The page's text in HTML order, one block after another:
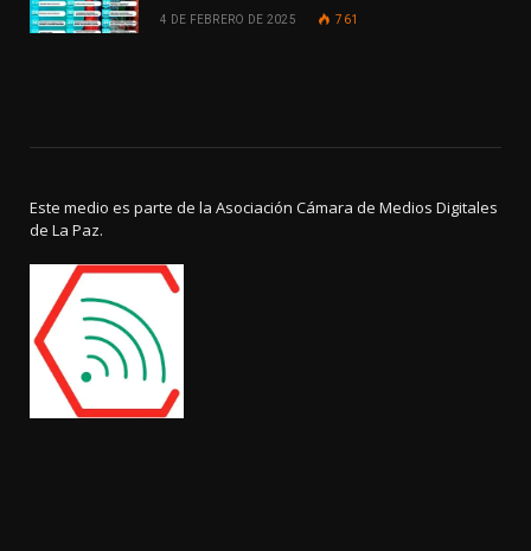
4 DE FEBRERO DE 2025 761
Este medio es parte de la Asociación Cámara de Medios Digitales
de La Paz.